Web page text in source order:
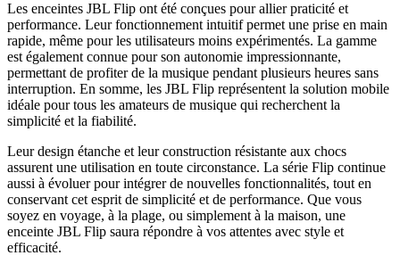
Les enceintes JBL Flip ont été conçues pour allier praticité et
performance. Leur fonctionnement intuitif permet une prise en main
rapide, même pour les utilisateurs moins expérimentés. La gamme
est également connue pour son autonomie impressionnante,
permettant de profiter de la musique pendant plusieurs heures sans
interruption. En somme, les JBL Flip représentent la solution mobile
idéale pour tous les amateurs de musique qui recherchent la
simplicité et la fiabilité.
Leur design étanche et leur construction résistante aux chocs
assurent une utilisation en toute circonstance. La série Flip continue
aussi à évoluer pour intégrer de nouvelles fonctionnalités, tout en
conservant cet esprit de simplicité et de performance. Que vous
soyez en voyage, à la plage, ou simplement à la maison, une
enceinte JBL Flip saura répondre à vos attentes avec style et
efficacité.